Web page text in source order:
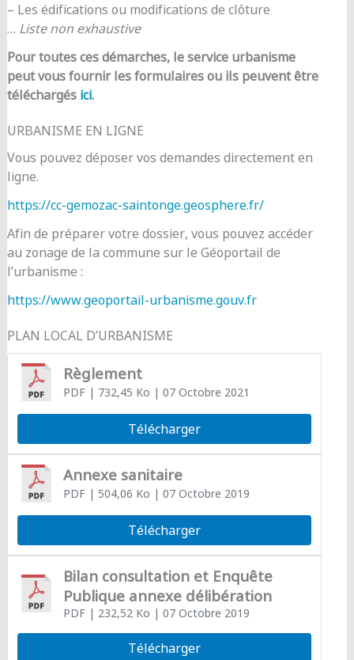
– Les édifications ou modifications de clôture
… Liste non exhaustive
Pour toutes ces démarches, le service urbanisme
peut vous fournir les formulaires ou ils peuvent être
téléchargés ici.
URBANISME EN LIGNE
Vous pouvez déposer vos demandes directement en
ligne.
https://cc-gemozac-saintonge.geosphere.fr/
Afin de préparer votre dossier, vous pouvez accéder
au zonage de la commune sur le Géoportail de
l’urbanisme :
https://www.geoportail-urbanisme.gouv.fr
PLAN LOCAL D’URBANISME
Règlement
PDF| 732,45 Ko | 07 Octobre 2021
Télécharger
Annexe sanitaire
PDF| 504,06 Ko | 07 Octobre 2019
Télécharger
Bilan consultation et Enquête
Publique annexe délibération
PDF| 232,52 Ko | 07 Octobre 2019
Télécharger